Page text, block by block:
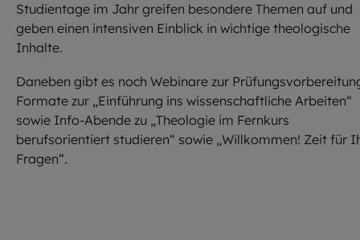
Studientage im Jahr greifen besondere Themen auf und
geben einen intensiven Einblick in wichtige theologische
Inhalte.
Daneben gibt es noch Webinare zur
Formate zur „Einführung ins wissenschaftliche Arbeiten“
sowie Info-Abende zu „Theologie im Fernkurs
berufsorientiert studieren“ sowie „Willkommen! Zeit für
Fragen“.